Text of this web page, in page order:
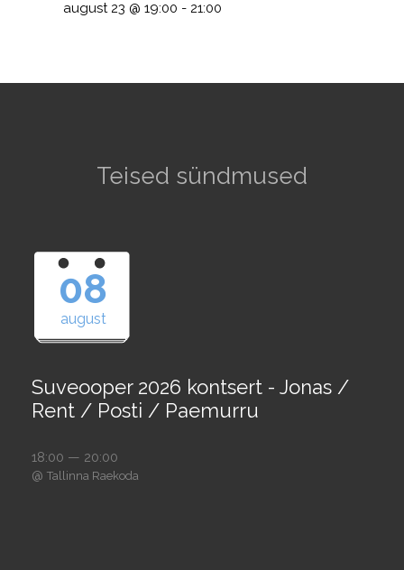
august 23 @ 19:00 - 21:00
Teised sündmused
08
august
Suveooper 2026 kontsert - Jonas /
Rent / Posti / Paemurru
18:00 — 20:00
@ Tallinna Raekoda